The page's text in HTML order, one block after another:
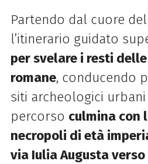
Partendo dal cuore del
l’itinerario guidato
per svelare i resti
romane, conducendo
siti archeologici
percorso culmina con
necropoli di età
via Iulia Augusta